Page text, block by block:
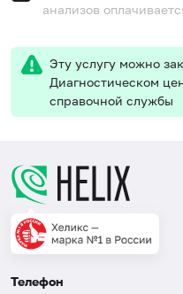
анализов
Эту услугу можно
Диагностическом
справочной службы
Телефон